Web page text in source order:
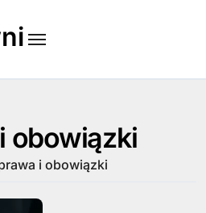
obowiązki
i obowiązki